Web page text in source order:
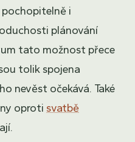
pochopitelně i
plánování
tato možnost přece
tolik spojena
nevěst očekává. Také
oproti svatbě